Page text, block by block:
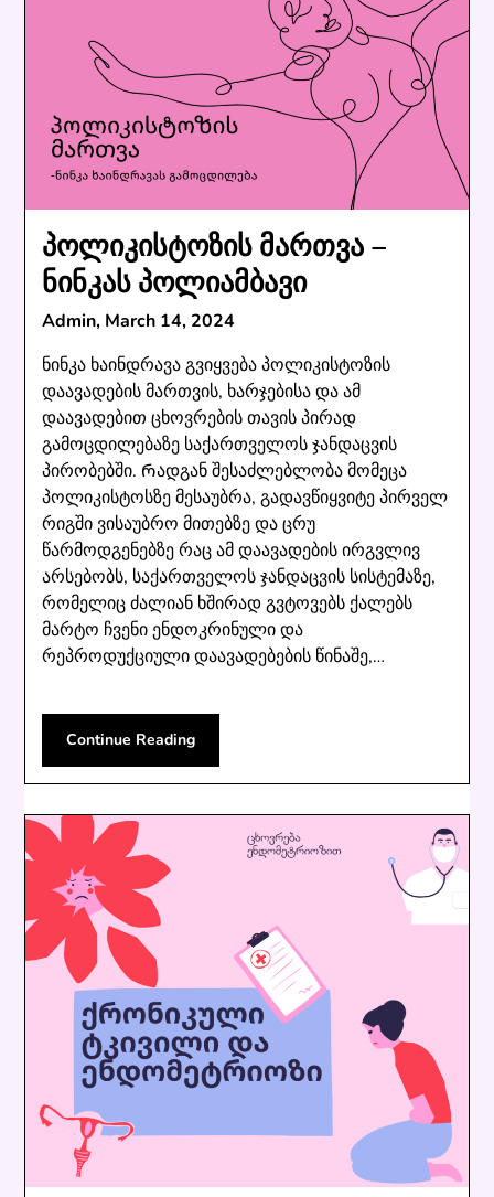
პოლიკისტოზის მართვა –
ნინკას პოლიამბავი
Admin, March 14, 2024
ნინკა ხაინდრავა გვიყვება პოლიკისტოზის
დაავადების მართვის, ხარჯებისა და ამ
დაავადებით ცხოვრების თავის პირად
გამოცდილებაზე საქართველოს ჯანდაცვის
პირობებში. Რადგან შესაძლებლობა მომეცა
პოლიკისტოსზე მესაუბრა, გადავწიყვიტე პირველ
რიგში ვისაუბრო მითებზე და ცრუ
წარმოდგენებზე რაც ამ დაავადების ირგვლივ
არსებობს, საქართველოს ჯანდაცვის სისტემაზე,
რომელიც ძალიან ხშირად გვტოვებს ქალებს
მარტო ჩვენი ენდოკრინული და
რეპროდუქციული დაავადებების წინაშე,…
Continue Reading